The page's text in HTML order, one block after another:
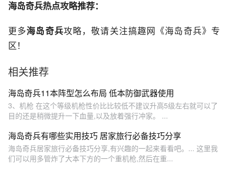
海岛奇兵热点攻略推荐：
更多海岛奇兵攻略，敬请关注搞趣网《海岛奇兵》专
区！
相关推荐
海岛奇兵11本阵型怎么布局 低本防御武器使用
3、机枪 在这个等级机枪性价比比较低不建议升高5级左右就可以了
目的还是稍微提升一下血量,以及放着强行冲家。 ...
海岛奇兵有哪些实用技巧 居家旅行必备技巧分享
海岛奇兵居家旅行必备技巧分享,有兴趣的一起来看看吧。... 这里我
们可以用多管炸了大本下方的一个重机枪,然后在重...